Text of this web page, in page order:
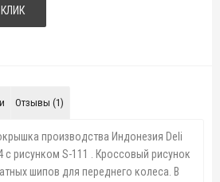
Отзывы (1)
производства Индонезия Deli
с рисунком S-111 . Кроссовый рисунок
шипов для переднего колеса. В